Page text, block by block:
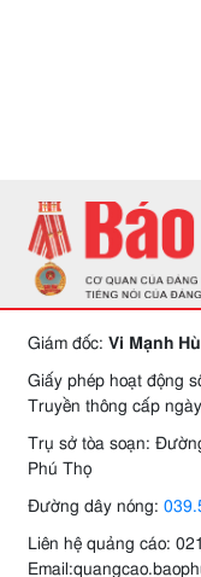
Giám đốc: Vi Mạnh
Giấy phép hoạt động
Truyền thông cấp
Trụ sở tòa soạn:
Phú Thọ
Đường dây nóng:
Liên hệ quảng cáo: